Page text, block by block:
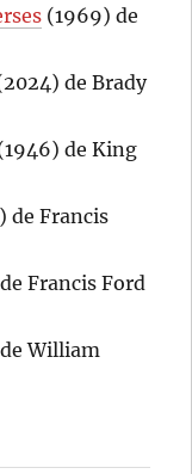
(1969) de
de Brady
de King
de Francis
Francis Ford
William